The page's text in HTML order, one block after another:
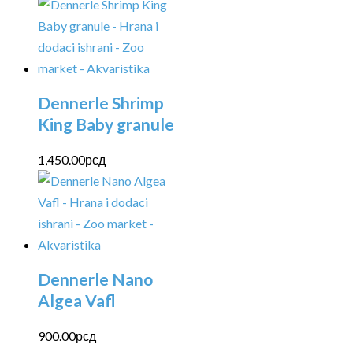
Dennerle Shrimp
King Baby granule
1,450.00рсд
Dennerle Nano
Algea Vafl
900.00рсд